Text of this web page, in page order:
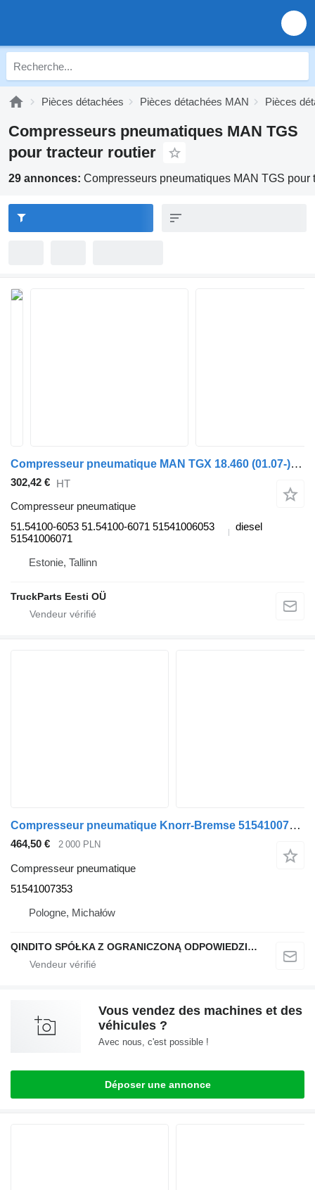
Pièces détachées Pièces détachées MAN Pièces
Compresseurs pneumatiques MAN TGS
pour tracteur routier
29 annonces: Compresseurs pneumatiques MAN TGS pour
Compresseur pneumatique MAN TGX 18.460 (01.07-) 51.54100-6053 pour tracteur routier MAN TGL, TGM, TGS, TGX (2005-2021)
302,42 € HT
Compresseur pneumatique
51.54100-6053 51.54100-6071 51541006053
51541006071
diesel
Estonie, Tallinn
TruckParts Eesti OÜ
Compresseur pneumatique Knorr-Bremse 51541007353 pour tracteur routier MAN TGS TGX
464,50 € 2 000 PLN
Compresseur pneumatique
51541007353
Pologne, Michałów
QINDITO SPÓŁKA Z OGRANICZONĄ ODPOWIEDZIALNOŚCIĄ
Vous vendez des machines et des
véhicules ?
Avec nous, c'est possible !
Déposer une annonce